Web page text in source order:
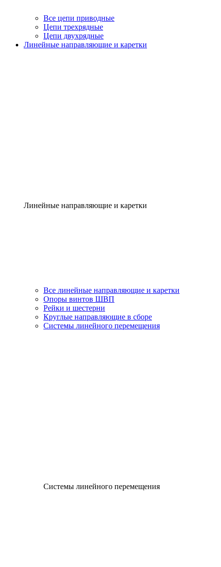
Все цепи приводные
Цепи трехрядные
Цепи двухрядные
Линейные направляющие и каретки
Линейные направляющие и каретки
Все линейные направляющие и каретки
Опоры винтов ШВП
Рейки и шестерни
Круглые направляющие в сборе
Системы линейного перемещения
Системы линейного перемещения